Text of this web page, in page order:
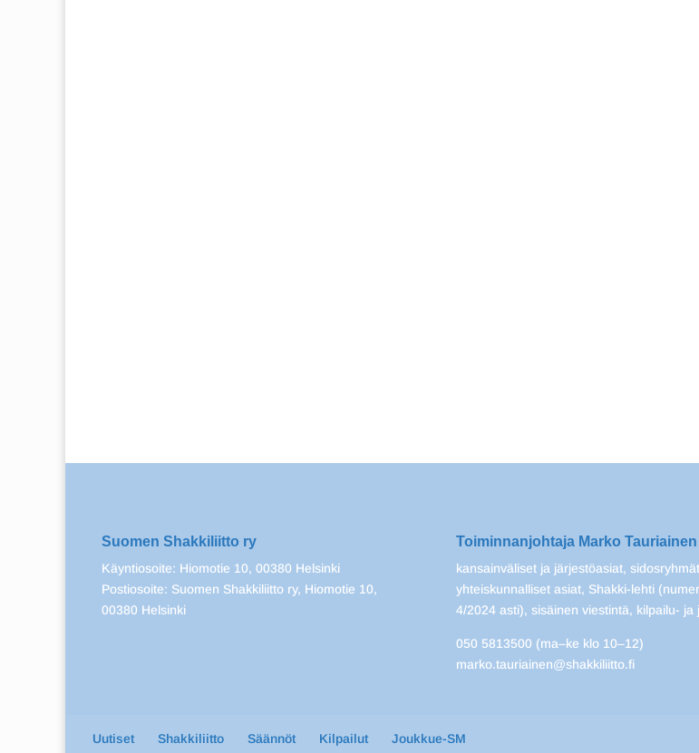
Suomen Shakkiliitto ry
Käyntiosoite: Hiomotie 10, 00380 Helsinki
Postiosoite: Suomen Shakkiliitto ry, Hiomotie 10,
00380 Helsinki
Toiminnanjohtaja Marko Tauriainen
kansainväliset ja järjestöasiat,
yhteiskunnalliset asiat, Shakki-lehti
4/2024 asti), sisäinen viestintä, kilpailu- ja
050 5813500 (ma–ke klo 10–12)
marko.tauriainen@shakkiliitto.fi
Uutiset Shakkiliitto Säännöt Kilpailut Joukkue-SM